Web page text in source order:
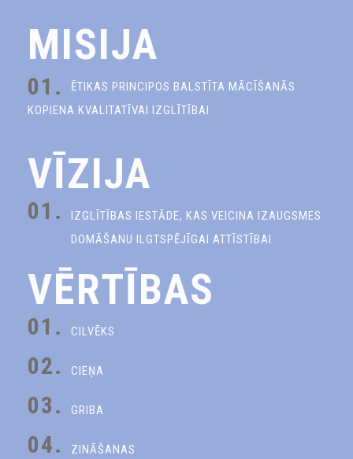
MISIJA
01.
ĒTIKAS PRINCIPOS BALSTĪTA MĀCĪŠANĀS
KOPIENA KVALITATĪVAI IZGLĪTĪBAI
VĪZIJA
01.
IZGLĪTĪBAS IESTĀDE, KAS VEICINA IZAUGSMES
DOMĀŠANU ILGTSPĒJĪGAI ATTĪSTĪBAI
VĒRTĪBAS
01. CILVĒKS
02. CIEŅA
03. GRIBA
04. ZINĀŠANAS